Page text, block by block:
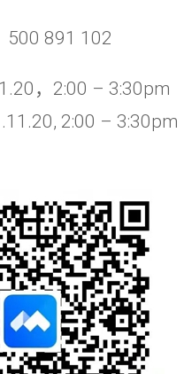
500 891 102
，2:00 – 3:30pm
2:00 – 3:30pm